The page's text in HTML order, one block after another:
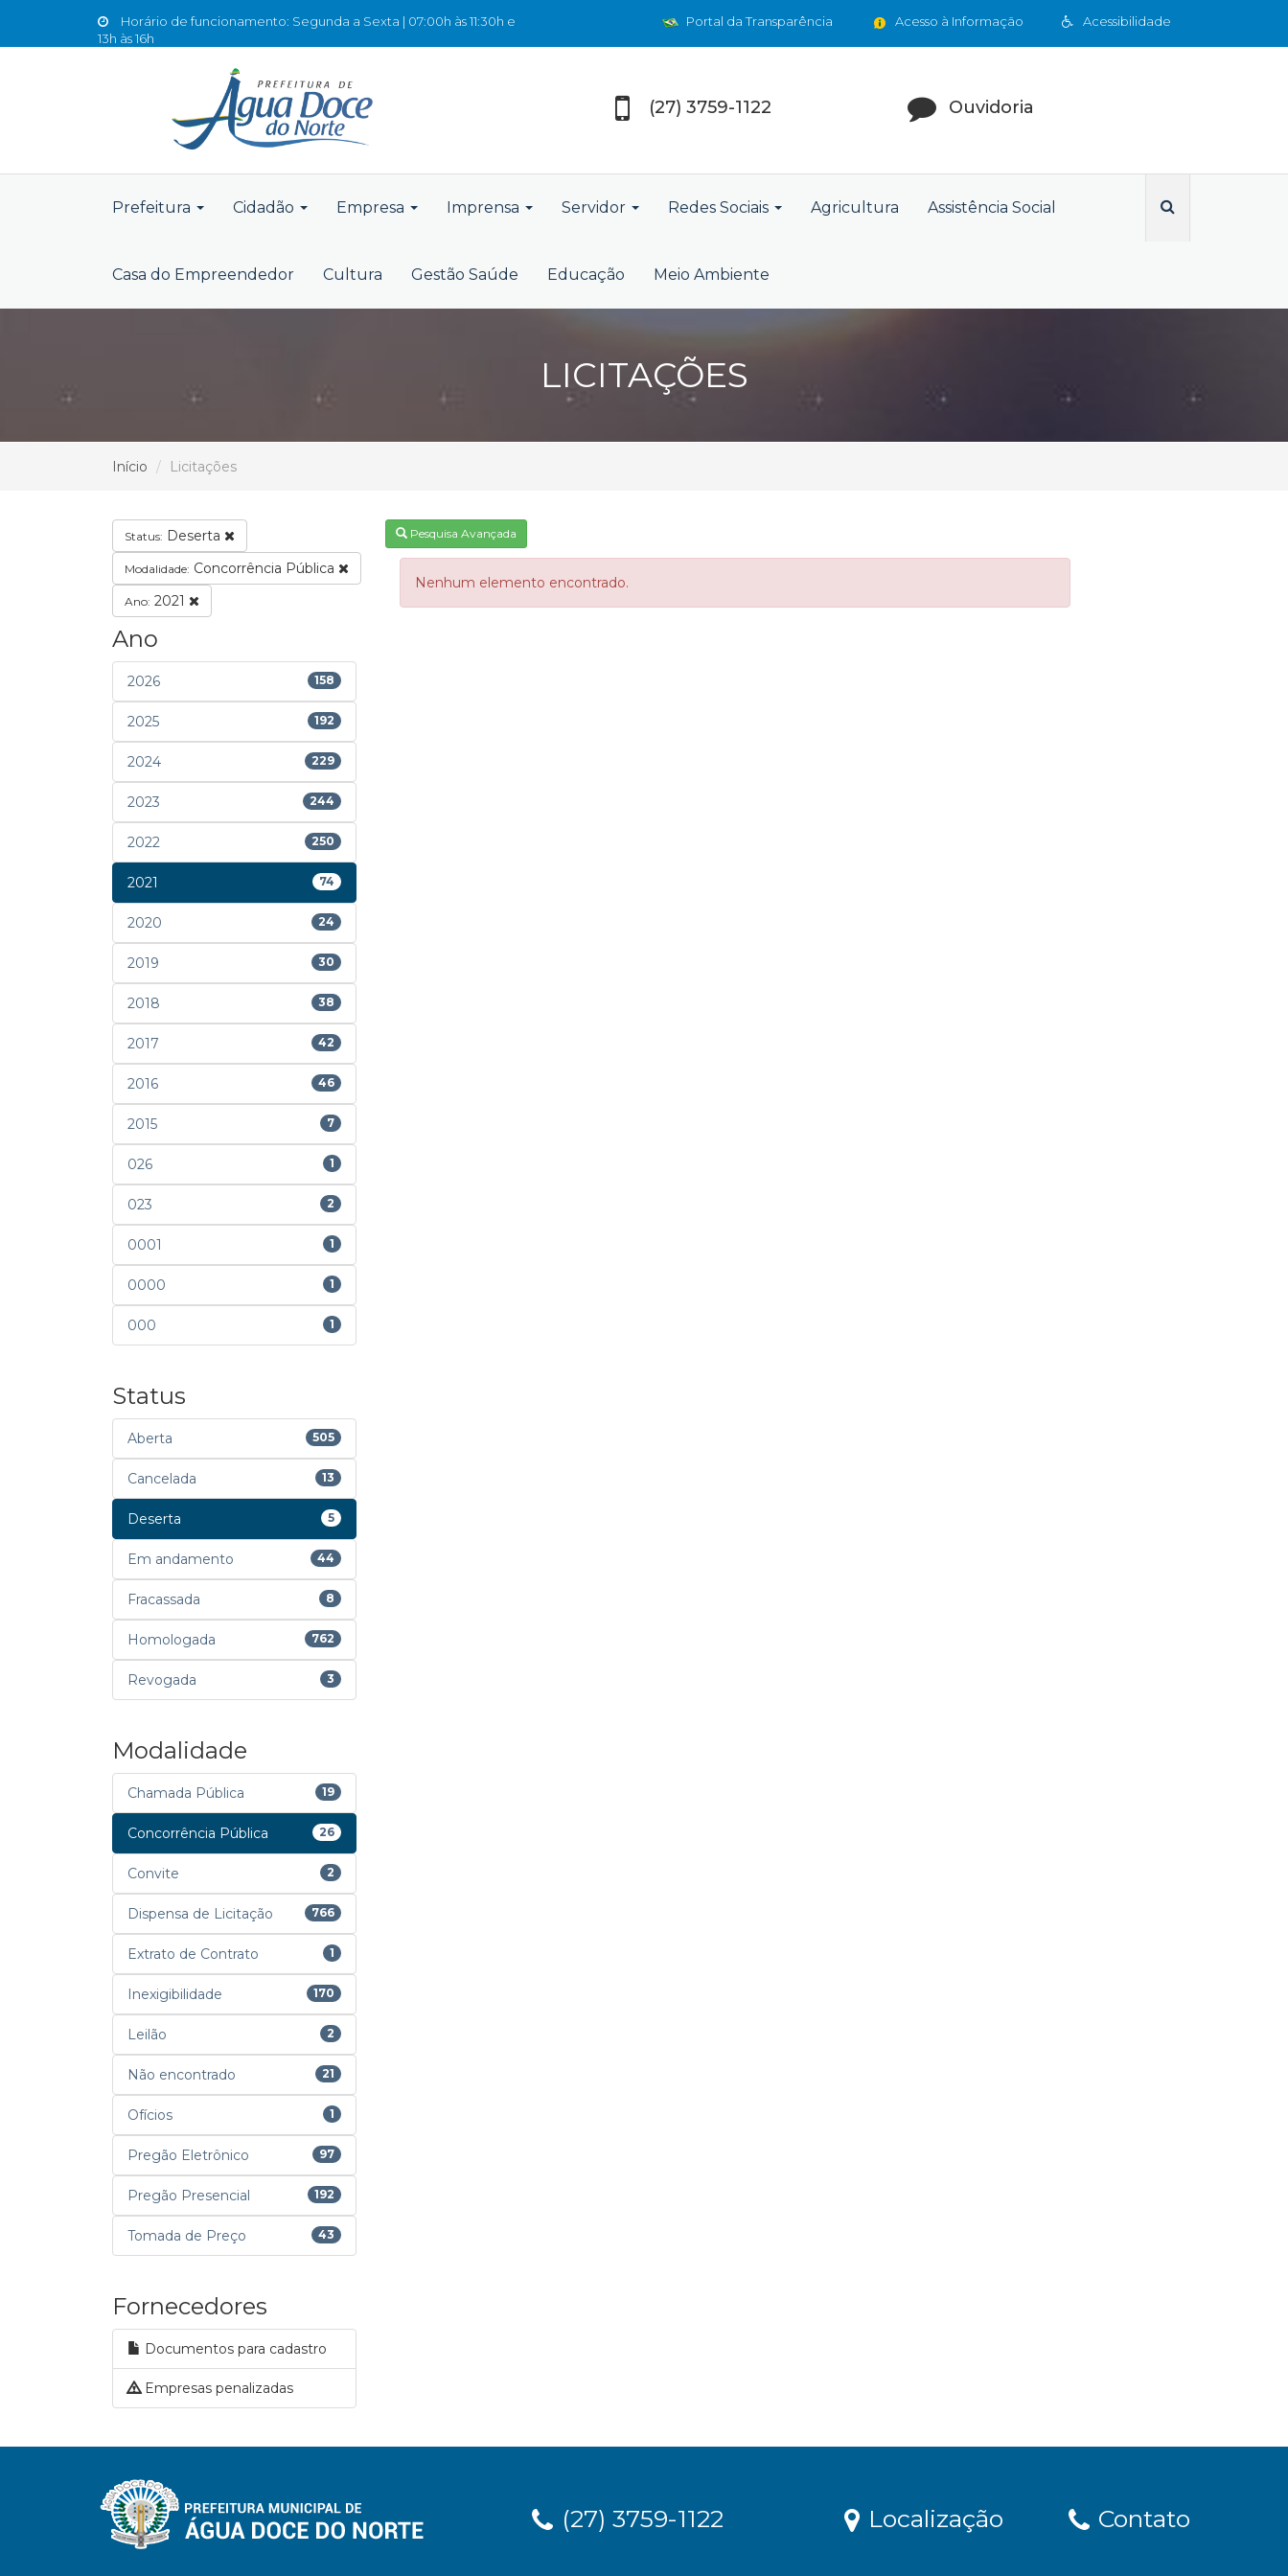
Horário de funcionamento: Segunda a Sexta | 07:00h às 11:30h e
13h às 16h
Acessibilidade
Acesso à Informação
Portal da Transparência
(27) 3759-1122 Ouvidoria
Prefeitura Cidadão Empresa Imprensa Servidor Redes Sociais Agricultura Assistência Social
Casa do Empreendedor Cultura Gestão Saúde Educação Meio Ambiente
LICITAÇÕES
Início Licitações
Status: Deserta
Modalidade: Concorrência Pública
Ano: 2021
Ano
2026 158
2025 192
2024 229
2023 244
2022 250
2021 74
2020 24
2019 30
2018 38
2017 42
2016 46
2015 7
026 1
023 2
0001 1
0000 1
000 1
Status
Aberta 505
Cancelada 13
Deserta 5
Em andamento 44
Fracassada 8
Homologada 762
Revogada 3
Modalidade
Chamada Pública 19
Concorrência Pública 26
Convite 2
Dispensa de Licitação 766
Extrato de Contrato 1
Inexigibilidade 170
Leilão 2
Não encontrado 21
Ofícios 1
Pregão Eletrônico 97
Pregão Presencial 192
Tomada de Preço 43
Fornecedores
Documentos para cadastro
Empresas penalizadas
Pesquisa Avançada
Nenhum elemento encontrado.
(27) 3759-1122 Localização Contato